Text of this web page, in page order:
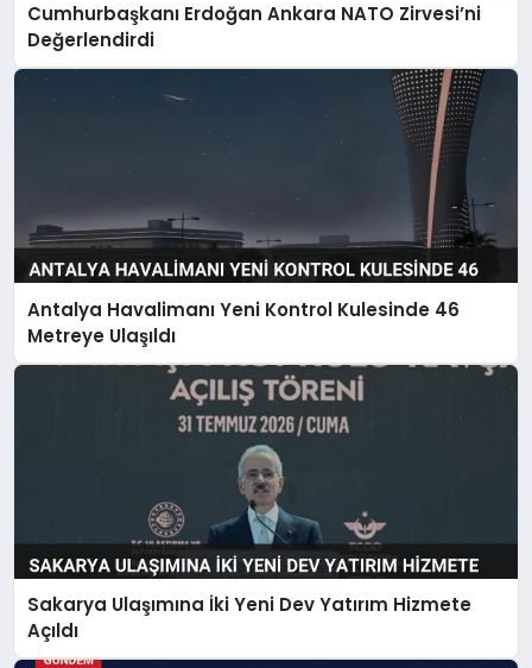
Cumhurbaşkanı Erdoğan Ankara NATO Zirvesi’ni
Değerlendirdi
Antalya Havalimanı Yeni Kontrol Kulesinde 46
Metreye Ulaşıldı
Sakarya Ulaşımına İki Yeni Dev Yatırım Hizmete
Açıldı